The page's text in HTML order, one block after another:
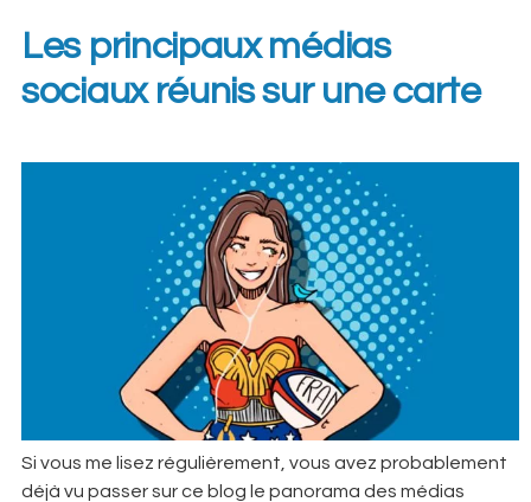
Les principaux médias
sociaux réunis sur une carte
Si vous me lisez régulièrement, vous avez probablement
déjà vu passer sur ce blog le panorama des médias